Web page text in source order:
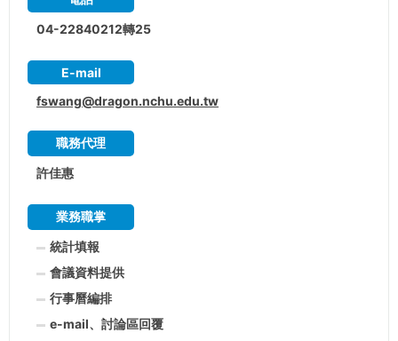
04-22840212轉25
E-mail
fswang@dragon.nchu.edu.tw
職務代理
許佳惠
業務職掌
統計填報
會議資料提供
行事曆編排
e-mail、討論區回覆